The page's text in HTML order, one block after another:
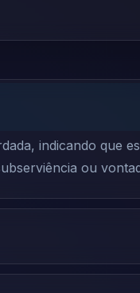
indicando que
ou